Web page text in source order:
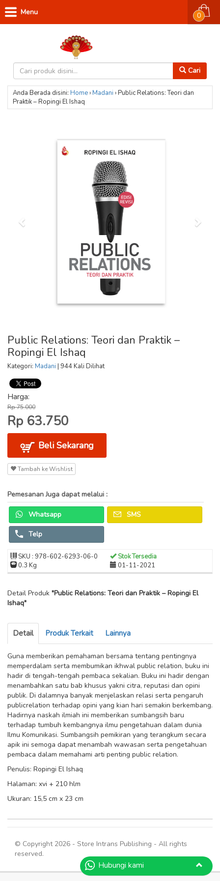
Cari
0
Menu
Anda Berada disini: Home›Madani ›Public Relations: Teori dan
Praktik – Ropingi El Ishaq
Public Relations: Teori dan Praktik –
Ropingi El Ishaq
Kategori: Madani | 944 Kali Dilihat
Harga:
Rp 75.000
Rp 63.750
Beli Sekarang
Tambah ke Wishlist
Pemesanan Juga dapat melalui :
Whatsapp SMS
Telp
SKU : 978-602-6293-06-0
Stok Tersedia
0.3 Kg
01-11-2021
Detail Produk "Public Relations: Teori dan Praktik – Ropingi El
Ishaq"
Detail Produk Terkait Lainnya
Guna memberikan pemahaman bersama tentang pentingnya
memperdalam serta membumikan ikhwal public relation, buku ini
hadir di tengah-tengah pembaca sekalian. Buku ini hadir dengan
menambahkan satu bab khusus yakni citra, reputasi dan opini
publik. Di dalamnya banyak menjelaskan relasi serta pengaruh
publicrelation terhadap opini yang kian hari semakin berkembang.
Hadirnya naskah ilmiah ini memberikan sumbangsih baru
terhadap tumbuh kembangnya ilmu pengetahuan dalam dunia
Ilmu Komunikasi. Sumbangsih pemikiran yang terangkum secara
apik ini semoga dapat menambah wawasan serta pengetahuan
pembaca dalam memahami arti penting public relation.
Penulis: Ropingi El Ishaq
Halaman: xvi + 210 hlm
Ukuran: 15,5 cm x 23 cm
© Copyright 2026 - Store Intrans Publishing - All rights
reserved.
Hubungi kami